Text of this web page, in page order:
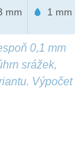
mm 1 mm
0,1 mm
srážek,
Výpočet